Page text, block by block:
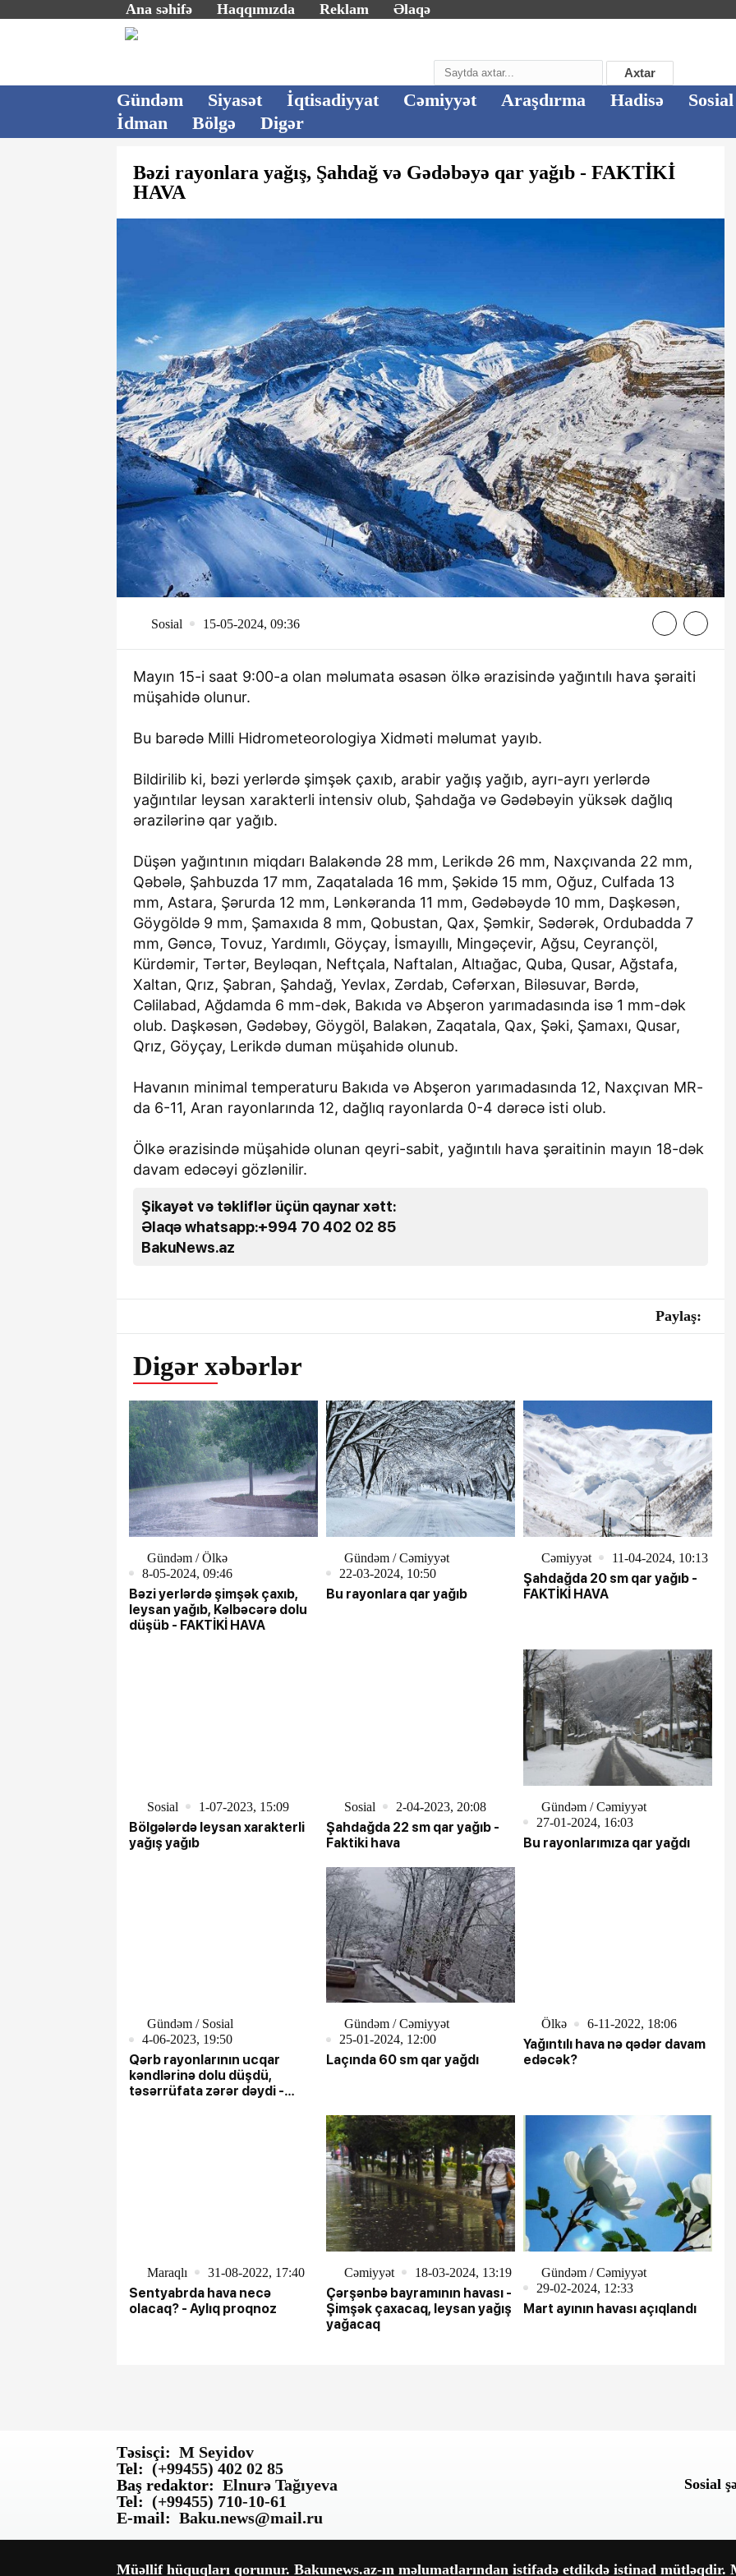
Ana səhifə Haqqımızda Reklam Əlaqə
Axtar
Gündəm Siyasət İqtisadiyyat Cəmiyyət Araşdırma Hadisə Sosial
İdman
Bölgə Digər
Bəzi rayonlara yağış, Şahdağ və Gədəbəyə qar yağıb - FAKTİKİ
HAVA
Sosial 15-05-2024, 09:36
Mayın 15-i saat 9:00-a olan məlumata əsasən ölkə ərazisində yağıntılı hava şəraiti
müşahidə olunur.
Bu barədə Milli Hidrometeorologiya Xidməti məlumat yayıb.
Bildirilib ki, bəzi yerlərdə şimşək çaxıb, arabir yağış yağıb, ayrı-ayrı yerlərdə
yağıntılar leysan xarakterli intensiv olub, Şahdağa və Gədəbəyin yüksək dağlıq
ərazilərinə qar yağıb.
Düşən yağıntının miqdarı Balakəndə 28 mm, Lerikdə 26 mm, Naxçıvanda 22 mm,
Qəbələ, Şahbuzda 17 mm, Zaqatalada 16 mm, Şəkidə 15 mm, Oğuz, Culfada 13
mm, Astara, Şərurda 12 mm, Lənkəranda 11 mm, Gədəbəydə 10 mm, Daşkəsən,
Göygöldə 9 mm, Şamaxıda 8 mm, Qobustan, Qax, Şəmkir, Sədərək, Ordubadda 7
mm, Gəncə, Tovuz, Yardımlı, Göyçay, İsmayıllı, Mingəçevir, Ağsu, Ceyrançöl,
Kürdəmir, Tərtər, Beyləqan, Neftçala, Naftalan, Altıağac, Quba, Qusar, Ağstafa,
Xaltan, Qrız, Şabran, Şahdağ, Yevlax, Zərdab, Cəfərxan, Biləsuvar, Bərdə,
Cəlilabad, Ağdamda 6 mm-dək, Bakıda və Abşeron yarımadasında isə 1 mm-dək
olub. Daşkəsən, Gədəbəy, Göygöl, Balakən, Zaqatala, Qax, Şəki, Şamaxı, Qusar,
Qrız, Göyçay, Lerikdə duman müşahidə olunub.
Havanın minimal temperaturu Bakıda və Abşeron yarımadasında 12, Naxçıvan MR-
da 6-11, Aran rayonlarında 12, dağlıq rayonlarda 0-4 dərəcə isti olub.
Ölkə ərazisində müşahidə olunan qeyri-sabit, yağıntılı hava şəraitinin mayın 18-dək
davam edəcəyi gözlənilir.
Şikayət və təkliflər üçün qaynar xətt:
Əlaqə whatsapp:+994 70 402 02 85
BakuNews.az
Paylaş:
Digər xəbərlər
Gündəm / Ölkə
8-05-2024, 09:46
Bəzi yerlərdə şimşək çaxıb,
leysan yağıb, Kəlbəcərə dolu
düşüb - FAKTİKİ HAVA
Gündəm / Cəmiyyət
22-03-2024, 10:50
Bu rayonlara qar yağıb
Cəmiyyət 11-04-2024, 10:13
Şahdağda 20 sm qar yağıb -
FAKTİKİ HAVA
Sosial 1-07-2023, 15:09
Bölgələrdə leysan xarakterli
yağış yağıb
Sosial 2-04-2023, 20:08
Şahdağda 22 sm qar yağıb -
Faktiki hava
Gündəm / Cəmiyyət
27-01-2024, 16:03
Bu rayonlarımıza qar yağdı
Gündəm / Sosial
4-06-2023, 19:50
Qərb rayonlarının ucqar
kəndlərinə dolu düşdü,
təsərrüfata zərər dəydi -
Gündəm / Cəmiyyət
25-01-2024, 12:00
Laçında 60 sm qar yağdı
Ölkə 6-11-2022, 18:06
Yağıntılı hava nə qədər davam
edəcək?
Maraqlı 31-08-2022, 17:40
Sentyabrda hava necə
olacaq? - Aylıq proqnoz
Cəmiyyət 18-03-2024, 13:19
Çərşənbə bayramının havası -
Şimşək çaxacaq, leysan yağış
yağacaq
Gündəm / Cəmiyyət
29-02-2024, 12:33
Mart ayının havası açıqlandı
Təsisçi: M Seyidov
Tel: (+99455) 402 02 85
Baş redaktor: Elnurə Tağıyeva
Tel: (+99455) 710-10-61
E-mail: Baku.news@mail.ru
Sosial
Müəllif hüquqları qorunur. Bakunews.az-ın məlumatlarından istifadə etdikdə istinad